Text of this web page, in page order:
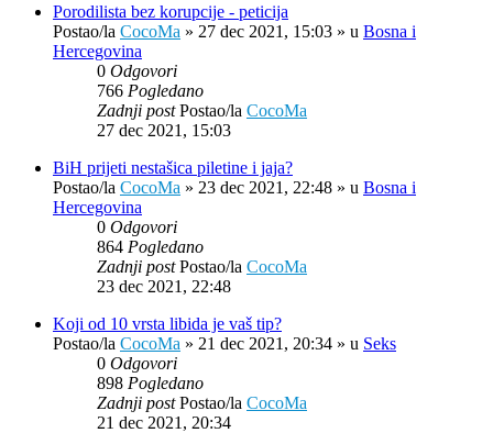
Porodilista bez korupcije - peticija
Postao/la CocoMa » 27 dec 2021, 15:03 » u Bosna i
Hercegovina
0 Odgovori
766 Pogledano
Zadnji postPostao/la CocoMa
27 dec 2021, 15:03
BiH prijeti nestašica piletine i jaja?
Postao/la CocoMa » 23 dec 2021, 22:48 » u Bosna i
Hercegovina
0 Odgovori
864 Pogledano
Zadnji postPostao/la CocoMa
23 dec 2021, 22:48
Koji od 10 vrsta libida je vaš tip?
Postao/la CocoMa » 21 dec 2021, 20:34 » u Seks
0 Odgovori
898 Pogledano
Zadnji postPostao/la CocoMa
21 dec 2021, 20:34